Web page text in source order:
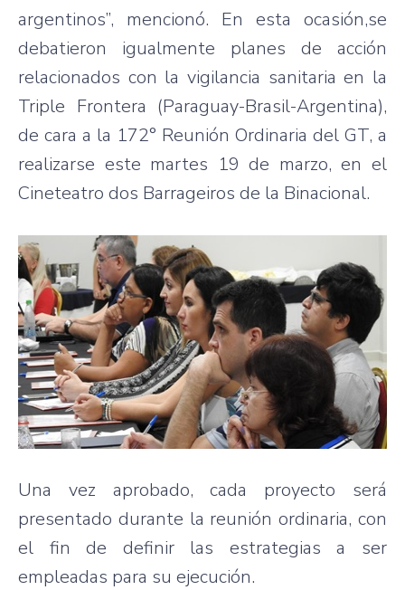
argentinos”, mencionó. En esta ocasión,se
debatieron igualmente planes de acción
relacionados con la vigilancia sanitaria en la
Triple Frontera (Paraguay-Brasil-Argentina),
de cara a la 172° Reunión Ordinaria del GT, a
realizarse este martes 19 de marzo, en el
Cineteatro dos Barrageiros de la Binacional.
Una vez aprobado, cada proyecto será
presentado durante la reunión ordinaria, con
el fin de definir las estrategias a ser
empleadas para su ejecución.